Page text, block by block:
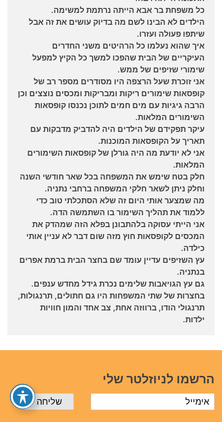
כל משפחת בר אבא הייתה נרתמת למשימה.
הילדים לא הבינו לשם מה בדיוק עושים את זה אבל
שיתפו פעולה ועזרו.
איך שהוא נעלמו כל הרהיטים משני החדרים
העיקריים של הבית שהפכו למשך כל הקיץ למפעל
שימורי שזיפים של ממש.
אני זוכרת שעל הרצפה היו מסודרים מספר רב של
קופסאות שימורים ריקות ומבריקות ומכסים נוצצים וכן
הרבה גיגיות עם מים חמים לתוכן נכנסו קופסאות
השימורים המלאות.
עיקר תפקידם של הילדים היה להדביק מדבקות עם
תאריך על הקופסאות המוכנות.
אני לא יודעת מה היה גורלן של קופסאות השימורים
המלאות.
חלק בטח שימש את המשפחה בכל שאר חודשי השנה
וחלק ניתן לשאר חלקי המשפחה ברחבי נתניה.
מה שמצער אותי היום זה שלא הסתכלתי טוב כדי
ללמוד את תהליך השימור בו השתמשה הדה.
אני הייתי עסוקה בלהתבונן בפלא הזה שמהדק את
המכסים לקופסאות חוץ מזה שום דבר לא עניין אותי
כילדה.
עץ השזיפים עדיין עומד שם בחצר הבית ברמת אפרים
בנתניה.
גם עץ הגויאבות שלימים נכרת גידל מחדש ענפים.
בחצרות של שתי המשפחות היו גם חתולים, תרנגולות,
תרנגולי הודו, ברווזה אחת, צב אחד והמון חוויות
ילדות.
הרשמו לניוזלטר שלי